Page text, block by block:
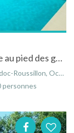
Chambre d'hôtes et gîtes avec piscine au pied des gorges de l'Hérault
Occitanie, France
personnes